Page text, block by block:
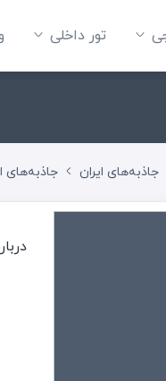
تور داخلی
جاذبه‌های ایران جاذبه‌های